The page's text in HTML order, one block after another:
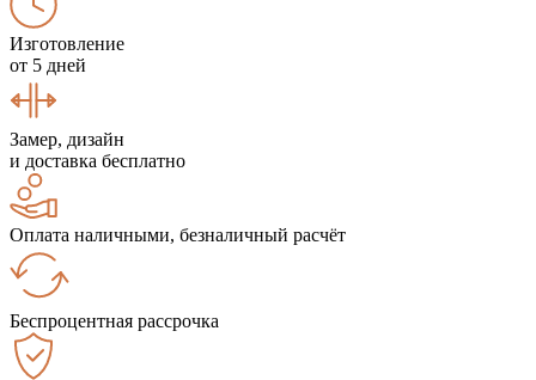
Изготовление
от 5 дней
Замер, дизайн
и доставка бесплатно
Оплата наличными, безналичный расчёт
Беспроцентная рассрочка